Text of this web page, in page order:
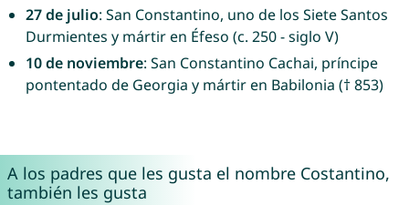
27 de julio: San Constantino, uno de los Siete Santos
Durmientes y mártir en Éfeso (c. 250 - siglo V)
10 de noviembre: San Constantino Cachai, príncipe
pontentado de Georgia y mártir en Babilonia († 853)
A los padres que les gusta el nombre Costantino,
también les gusta